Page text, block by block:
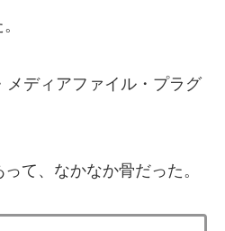
ディアファイル・プラグ
て、なかなか骨だった。